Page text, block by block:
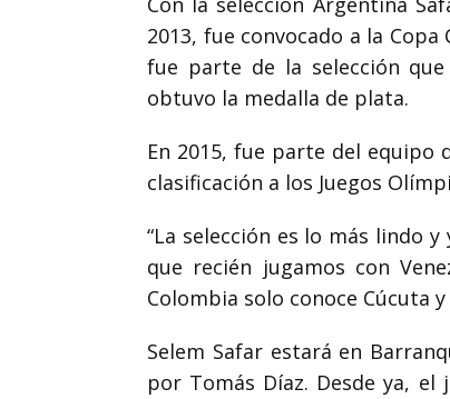
2013, fue convocado a la
fue parte de la selección
obtuvo la medalla de plata.
En 2015, fue parte del equipo
clasificación a los Juegos
“La selección es lo más lindo
que recién jugamos con
Colombia solo conoce Cúcuta
Selem Safar estará en
por Tomás Díaz. Desde ya,